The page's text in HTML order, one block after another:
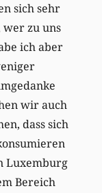
sich sehr
wer zu uns
ich aber
wir auch
dass sich
Luxemburg
Bereich